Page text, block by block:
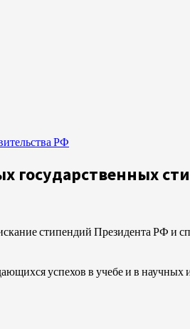
РФ
государственных
стипендий Президента РФ и
успехов в учебе и в научных